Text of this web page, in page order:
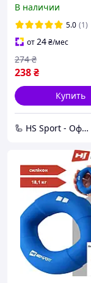
В наличии
5.0 (1)
от24₴/мес
238₴
274 ₴
Купить
🦾 HS Sport - Офіційний дистриб'ютор тренажерів Hop-Sport